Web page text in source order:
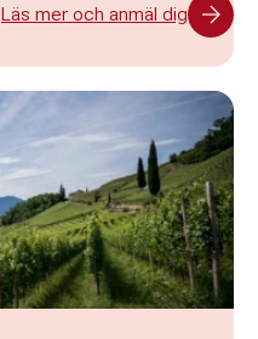
Läs mer och anmäl dig